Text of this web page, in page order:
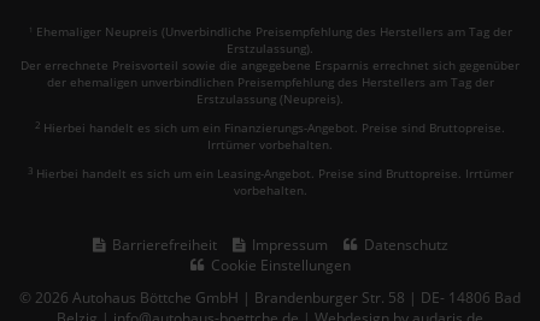
1 Ehemaliger Neupreis (Unverbindliche Preisempfehlung des Herstellers am Tag der
Erstzulassung).
Der errechnete Preisvorteil sowie die angegebene Ersparnis errechnet sich gegenüber
der ehemaligen unverbindlichen Preisempfehlung des Herstellers am Tag der
Erstzulassung (Neupreis).
2 Hierbei handelt es sich um ein Finanzierungs-Angebot. Preise sind Bruttopreise.
Irrtümer vorbehalten.
3 Hierbei handelt es sich um ein Leasing-Angebot. Preise sind Bruttopreise. Irrtümer
vorbehalten.
Barrierefreiheit Impressum
Datenschutz
Cookie Einstellungen
© 2026 Autohaus Böttche GmbH | Brandenburger Str. 58 | DE- 14806 Bad